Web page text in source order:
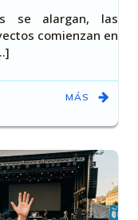
se alargan, las
comienzan en
MÁS